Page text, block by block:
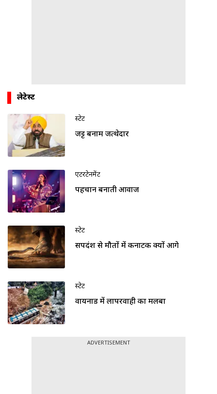
लेटेस्ट
स्टेट
जट्ट बनाम जत्थेदार
एंटरटेनमेंट
पहचान बनाती आवाज
स्टेट
सर्पदंश से मौतों में कर्नाटक क्यों आगे
स्टेट
वायनाड में लापरवाही का मलबा
ADVERTISEMENT